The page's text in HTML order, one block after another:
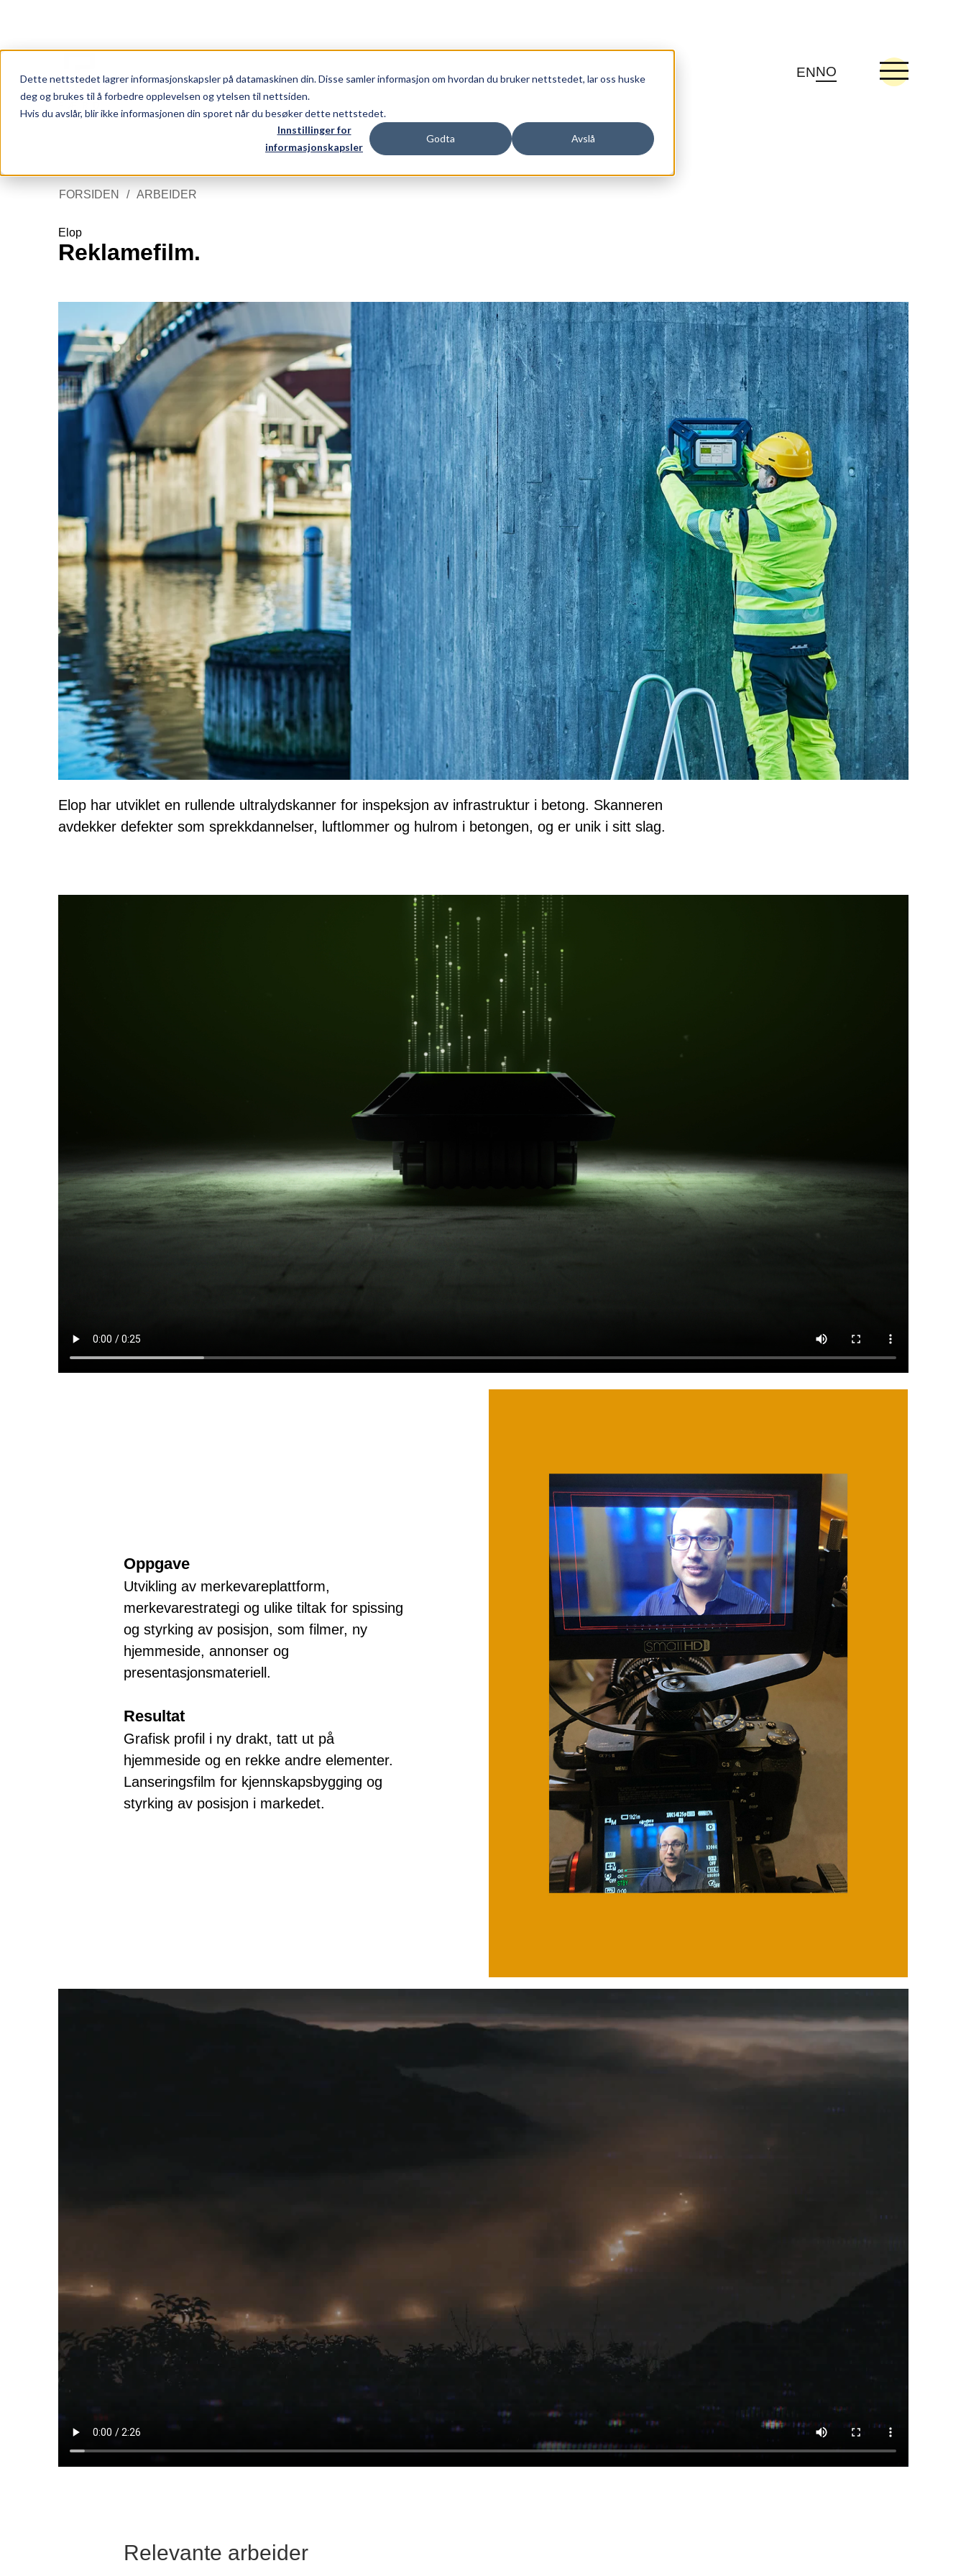
Dette nettstedet lagrer informasjonskapsler på datamaskinen din. Disse samler informasjon om hvordan du bruker nettstedet, lar oss huske
deg og brukes til å forbedre opplevelsen og ytelsen til nettsiden.
Hvis du avslår, blir ikke informasjonen din sporet når du besøker dette nettstedet.
Innstillinger for
informasjonskapsler
Godta Avslå
Arbeider
Podcast
Om oss
Kontakt
Nyhetsbrev
ENNO
FORSIDEN ARBEIDER
Elop
Reklamefilm.
Elop har utviklet en rullende ultralydskanner for inspeksjon av infrastruktur i betong. Skanneren
avdekker defekter som sprekkdannelser, luftlommer og hulrom i betongen, og er unik i sitt slag.
Oppgave
Utvikling av merkevareplattform,
merkevarestrategi og ulike tiltak for spissing
og styrking av posisjon, som filmer, ny
hjemmeside, annonser og
presentasjonsmateriell.
Resultat
Grafisk profil i ny drakt, tatt ut på
hjemmeside og en rekke andre elementer.
Lanseringsfilm for kjennskapsbygging og
styrking av posisjon i markedet.
Relevante arbeider